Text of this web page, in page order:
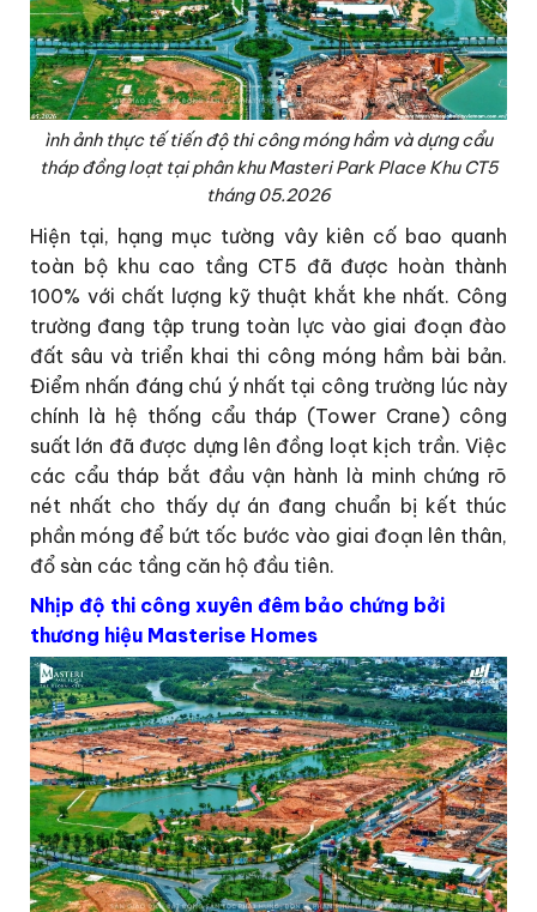
ình ảnh thực tế tiến độ thi công móng hầm và dựng cẩu
tháp đồng loạt tại phân khu Masteri Park Place Khu CT5
tháng 05.2026
Hiện tại, hạng mục tường vây kiên cố bao quanh
toàn bộ khu cao tầng CT5 đã được hoàn thành
100% với chất lượng kỹ thuật khắt khe nhất. Công
trường đang tập trung toàn lực vào giai đoạn đào
đất sâu và triển khai thi công móng hầm bài bản.
Điểm nhấn đáng chú ý nhất tại công trường lúc này
chính là hệ thống cẩu tháp (Tower Crane) công
suất lớn đã được dựng lên đồng loạt kịch trần. Việc
các cẩu tháp bắt đầu vận hành là minh chứng rõ
nét nhất cho thấy dự án đang chuẩn bị kết thúc
phần móng để bứt tốc bước vào giai đoạn lên thân,
đổ sàn các tầng căn hộ đầu tiên.
Nhịp độ thi công xuyên đêm bảo chứng bởi
thương hiệu Masterise Homes